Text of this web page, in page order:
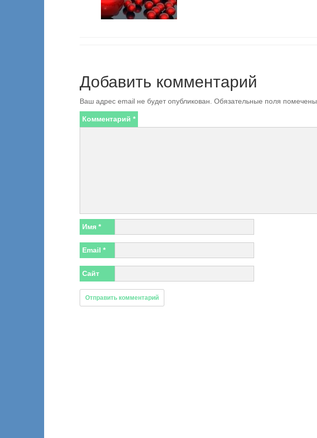
Добавить комментарий
Ваш адрес email не будет опубликован. Обязательные поля помечены
Комментарий *
Имя *
Email *
Сайт